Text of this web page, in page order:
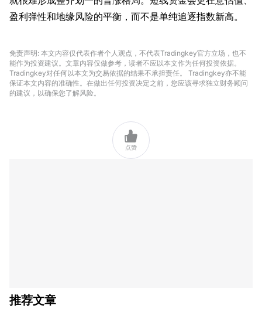
盈利弹性和地缘风险的平衡，而不是单纯追逐指数新高。
免责声明: 本文内容仅代表作者个人观点，不代表Tradingkey官方立场，也不
能作为投资建议。文章内容仅做参考，读者不应以本文作为任何投资依据。
Tradingkey对任何以本文为交易依据的结果不承担责任。 Tradingkey亦不能
保证本文内容的准确性。在做出任何投资决定之前，您应该寻求独立财务顾问
的建议，以确保您了解风险。

点赞
推荐文章